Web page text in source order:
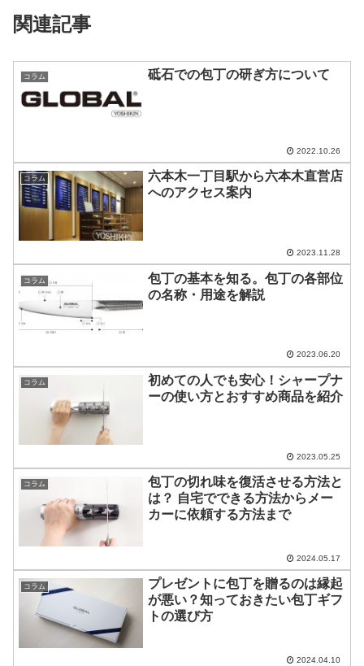
関連記事
コラム 砥石での包丁の研ぎ方について
2022.10.26
コラム
六本木一丁目駅から六本木直営店
へのアクセス案内
2023.11.28
コラム
包丁の基本を知る。包丁の各部位
の名称・用途を解説
2023.06.20
コラム
初めての人でも安心！シャープナ
ーの使い方とおすすめ商品を紹介
2023.05.25
コラム
包丁の切れ味を復活させる方法と
は？ 自宅でできる方法からメー
カーに依頼する方法まで
2024.05.17
コラム
プレゼントに包丁を贈るのは縁起
が悪い？知っておきたい包丁ギフ
トの選び方
2024.04.10